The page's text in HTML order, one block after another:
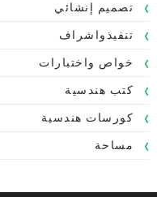
تصميم إنشائي
تنفيذواشراف
خواص واختبارات
كتب هندسية
كورسات هندسية
مساحة